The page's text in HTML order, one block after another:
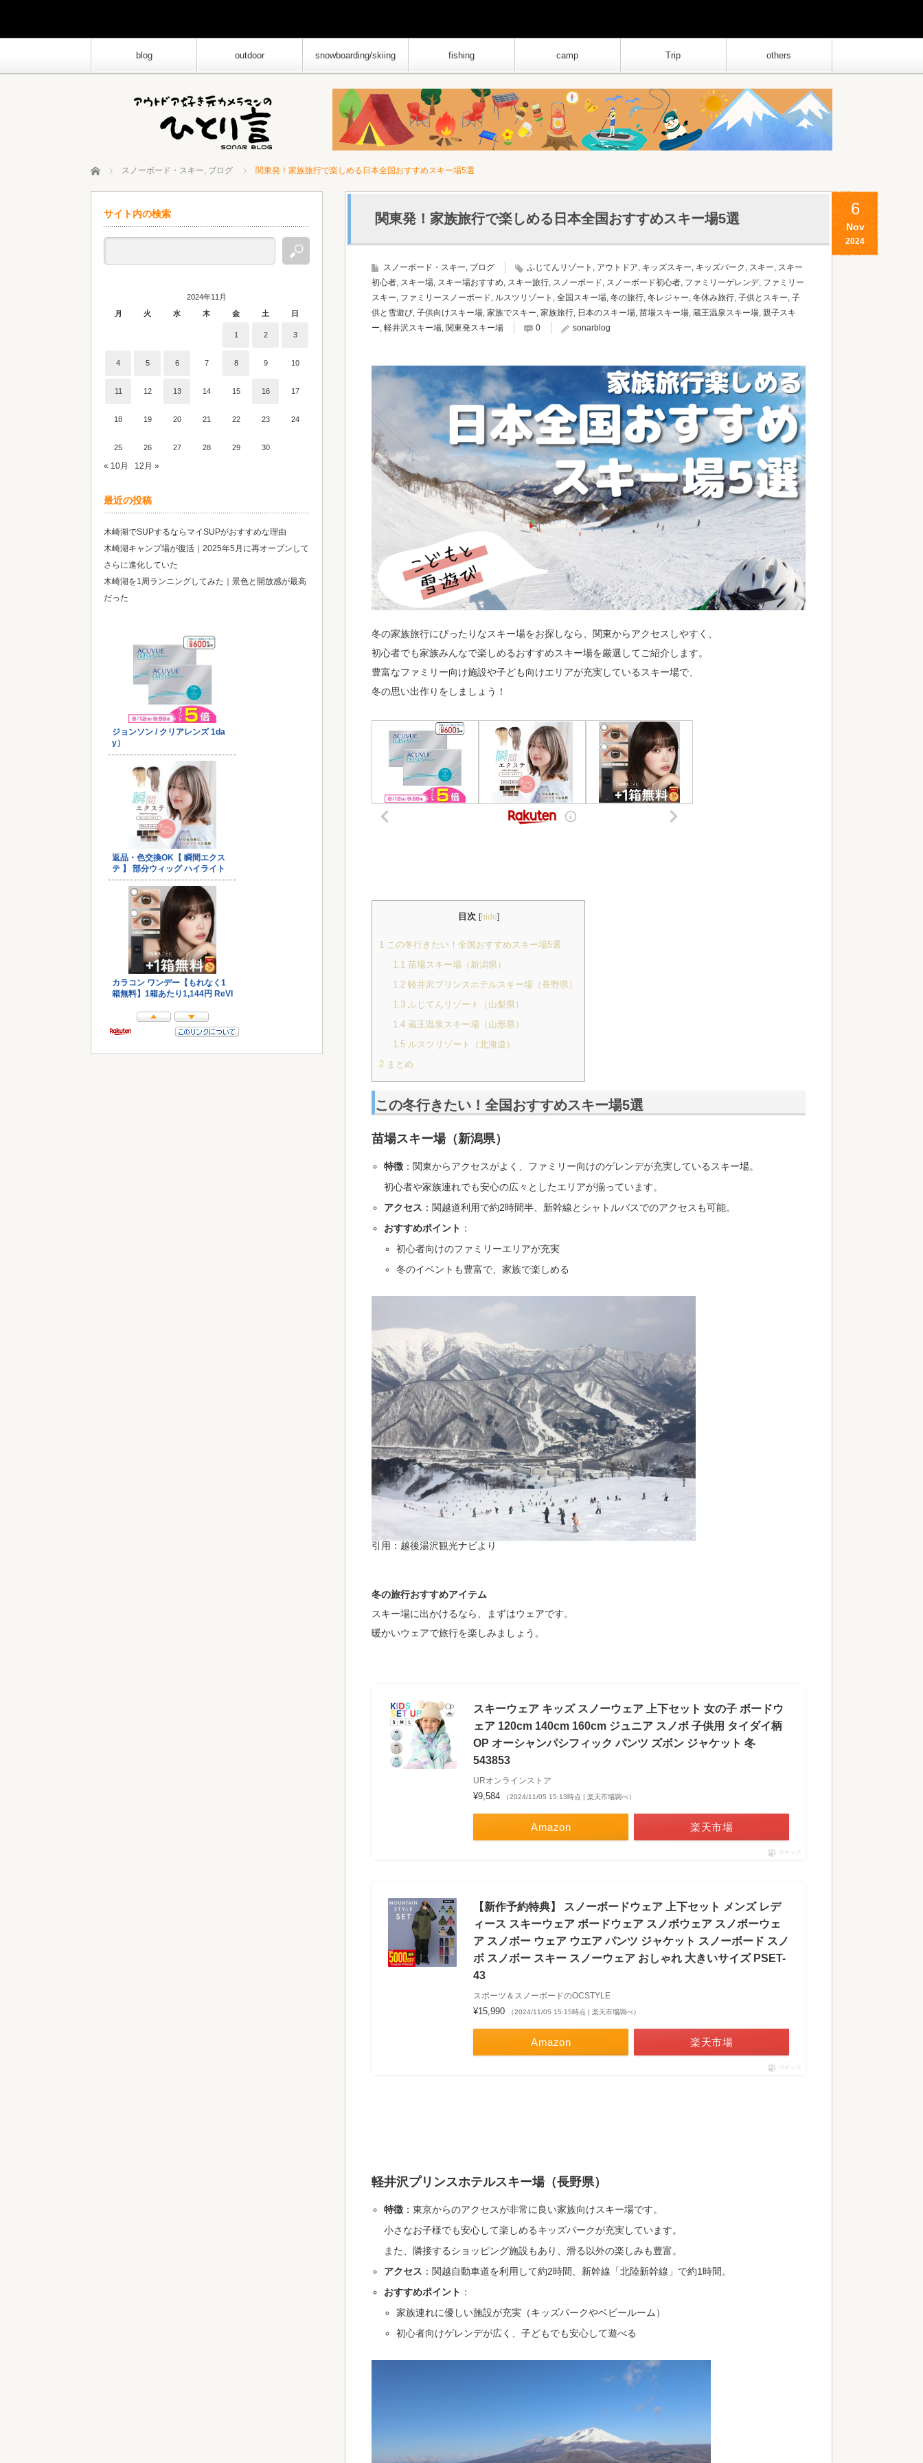
blog outdoor snowboarding/skiing fishing camp Trip others
ホーム スノーボード・スキー, ブログ 関東発！家族旅行で楽しめる日本全国おすすめスキー場5選
6
Nov
2024
関東発！家族旅行で楽しめる日本全国おすすめスキー場5選
スノーボード・スキー, ブログ ふじてんリゾート , アウトドア, キッズスキー, キッズパーク , スキー, スキー
初心者, スキー場, スキー場おすすめ, スキー旅行, スノーボード, スノーボード初心者, ファミリーゲレンデ, ファミリー
スキー, ファミリースノーボード, ルスツリゾート , 全国スキー場, 冬の旅行, 冬レジャー, 冬休み旅行, 子供とスキー, 子
供と雪遊び, 子供向けスキー場, 家族でスキー, 家族旅行, 日本のスキー場, 苗場スキー場, 蔵王温泉スキー場, 親子スキ
ー, 軽井沢スキー場, 関東発スキー場 0 sonarblog
冬の家族旅行にぴったりなスキー場をお探しなら、関東からアクセスしやすく、
初心者でも家族みんなで楽しめるおすすめスキー場を厳選してご紹介します。
豊富なファミリー向け施設や子ども向けエリアが充実しているスキー場で、
冬の思い出作りをしましょう！
目次 [hide]
1
この冬行きたい！全国おすすめスキー場5選
1.1 苗場スキー場（新潟県）
1.2軽井沢プリンスホテルスキー場（長野県）
1.3ふじてんリゾート（山梨県）
1.4蔵王温泉スキー場（山形県）
1.5ルスツリゾート（北海道）
2 まとめ
この冬行きたい！全国おすすめスキー場5選
苗場スキー場（新潟県）
特徴 ：関東からアクセスがよく、ファミリー向けのゲレンデが充実しているスキー場。
初心者や家族連れでも安心の広々としたエリアが揃っています。
アクセス ：関越道利用で約2時間半、新幹線とシャトルバスでのアクセスも可能。
おすすめポイント ：
初心者向けのファミリーエリアが充実
冬のイベントも豊富で、家族で楽しめる
引用：越後湯沢観光ナビより
冬の旅行おすすめアイテム
スキー場に出かけるなら、まずはウェアです。
暖かいウェアで旅行を楽しみましょう。
スキーウェア キッズ スノーウェア 上下セット 女の子 ボードウ
ェア 120cm 140cm 160cm ジュニア スノボ 子供用 タイダイ柄
OP オーシャンパシフィック パンツ ズボン ジャケット 冬
543853
URオンラインストア
¥9,584 （2024/11/05 15:13時点 | 楽天市場調べ）
Amazon 楽天市場
ポチップ
【新作予約特典】 スノーボードウェア 上下セット メンズ レデ
ィース スキーウェア ボードウェア スノボウェア スノボーウェ
ア スノボー ウェア ウエア パンツ ジャケット スノーボード スノ
ボ スノボー スキー スノーウェア おしゃれ 大きいサイズ PSET-
43
スポーツ＆スノーボードのOCSTYLE
¥15,990 （2024/11/05 15:15時点 | 楽天市場調べ）
Amazon 楽天市場
ポチップ
軽井沢プリンスホテルスキー場（長野県）
特徴 ：東京からのアクセスが非常に良い家族向けスキー場です。
小さなお子様でも安心して楽しめるキッズパークが充実しています。
また、隣接するショッピング施設もあり、滑る以外の楽しみも豊富。
アクセス ：関越自動車道を利用して約2時間、新幹線「北陸新幹線」で約1時間。
おすすめポイント ：
家族連れに優しい施設が充実（キッズパークやベビールーム）
初心者向けゲレンデが広く、子どもでも安心して遊べる
サイト内の検索
2024年11月
月
火 水 木 金 土 日
1 2 3
4 5 6 7 8 9 10
11 12 13 14 15 16 17
18 19 20 21 22 23 24
25 26 27 28 29 30
« 10月 12月 »
最近の投稿
木崎湖でSUPするならマイSUPがおすすめな理由
木崎湖キャンプ場が復活｜2025年5月に再オープンして
さらに進化していた
木崎湖を1周ランニングしてみた｜景色と開放感が最高
だった